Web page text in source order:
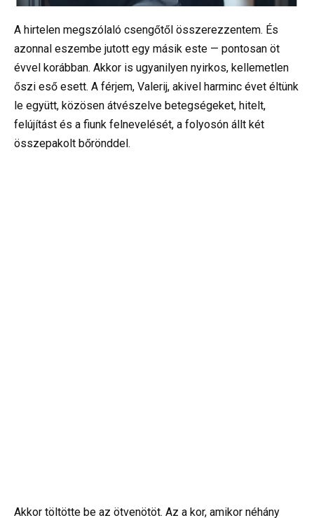
A hirtelen megszólaló csengőtől összerezzentem. És
azonnal eszembe jutott egy másik este — pontosan öt
évvel korábban. Akkor is ugyanilyen nyirkos, kellemetlen
őszi eső esett. A férjem, Valerij, akivel harminc évet éltünk
le együtt, közösen átvészelve betegségeket, hitelt,
felújítást és a fiunk felnevelését, a folyosón állt két
összepakolt bőrönddel.
Akkor töltötte be az ötvenötöt. Az a kor, amikor néhány